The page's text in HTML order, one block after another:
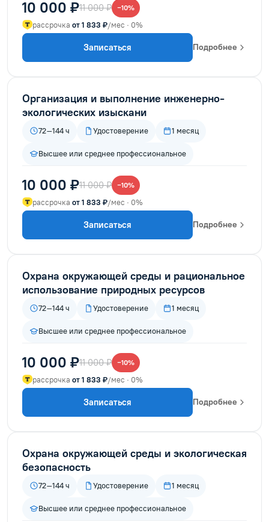
10 000 ₽11 000 ₽ −10%
рассрочка от 1 833 ₽/мес · 0%
Записаться Подробнее
Организация и выполнение инженерно-
экологических изыскани
72–144 ч Удостоверение 1 месяц
Высшее или среднее профессиональное
10 000 ₽11 000 ₽ −10%
рассрочка от 1 833 ₽/мес · 0%
Записаться Подробнее
Охрана окружающей среды и рациональное
использование природных ресурсов
72–144 ч Удостоверение 1 месяц
Высшее или среднее профессиональное
10 000 ₽11 000 ₽ −10%
рассрочка от 1 833 ₽/мес · 0%
Записаться Подробнее
Охрана окружающей среды и экологическая
безопасность
72–144 ч Удостоверение 1 месяц
Высшее или среднее профессиональное